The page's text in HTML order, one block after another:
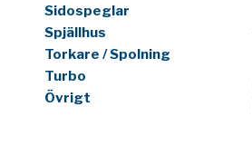
Sidospeglar
Spjällhus
Torkare / Spolning
Turbo
Övrigt